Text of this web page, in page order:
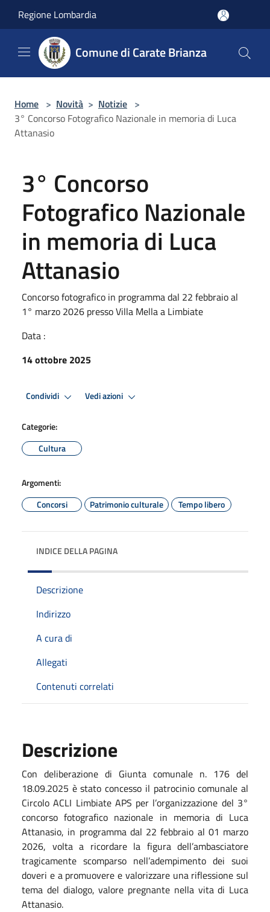
Regione Lombardia
Comune di Carate Brianza
Home > Novità > Notizie >
3° Concorso Fotografico Nazionale in memoria di Luca
Attanasio
3° Concorso
Fotografico Nazionale
in memoria di Luca
Attanasio
Concorso fotografico in programma dal 22 febbraio al
1° marzo 2026 presso Villa Mella a Limbiate
Data :
14 ottobre 2025
Condividi Vedi azioni
Categorie:
Cultura
Argomenti:
Concorsi
Patrimonio culturale Tempo libero
INDICE DELLA PAGINA
Descrizione
Indirizzo
A cura di
Allegati
Contenuti correlati
Descrizione
Con deliberazione di Giunta comunale n. 176 del
18.09.2025 è stato concesso il patrocinio comunale al
Circolo ACLI Limbiate APS per l’organizzazione del 3°
concorso fotografico nazionale in memoria di Luca
Attanasio, in programma dal 22 febbraio al 01 marzo
2026, volta a ricordare la figura dell’ambasciatore
tragicamente scomparso nell’adempimento dei suoi
doveri e a promuovere e valorizzare una riflessione sul
tema del dialogo, valore pregnante nella vita di Luca
Attanasio.